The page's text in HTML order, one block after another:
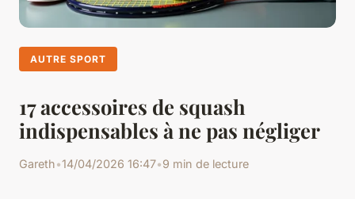
AUTRE SPORT
17 accessoires de squash
indispensables à ne pas négliger
Gareth•14/04/2026 16:47•9 min de lecture